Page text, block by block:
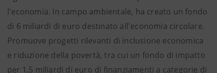
l'economia. In campo ambientale, ha creato un fondo
di 6 miliardi di euro destinato all'economia circolare.
Promuove progetti rilevanti di inclusione economica
e riduzione della povertà, tra cui un fondo di impatto
per 1,5 miliardi di euro di finanziamenti a categorie di